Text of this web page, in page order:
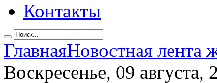
Контакты
ГлавнаяНовостная лента
Воскресенье, 09 августа,